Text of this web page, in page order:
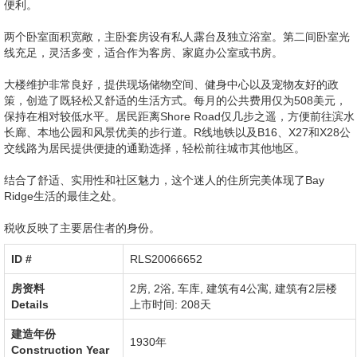
便利。
两个卧室面积宽敞，主卧套房设有私人露台及独立浴室。第二间卧室光
线充足，灵活多变，适合作为客房、家庭办公室或书房。
大楼维护非常良好，提供现场储物空间、健身中心以及宠物友好的政
策，创造了既轻松又舒适的生活方式。每月的公共费用仅为508美元，
保持在相对较低水平。居民距离Shore Road仅几步之遥，方便前往滨水
长廊、本地公园和风景优美的步行道。R线地铁以及B16、X27和X28公
交线路为居民提供便捷的通勤选择，轻松前往城市其他地区。
结合了舒适、实用性和社区魅力，这个迷人的住所完美体现了Bay
Ridge生活的最佳之处。
税收反映了主要居住者的身份。
ID #‎ RLS20066652
房资料
Details
2房, 2浴, 车库 建筑有4公寓 建筑有2层楼
上市时间: 208天
建造年份
Construction Year
1930年